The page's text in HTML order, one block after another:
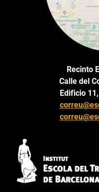
Recinto
Calle del
Edificio